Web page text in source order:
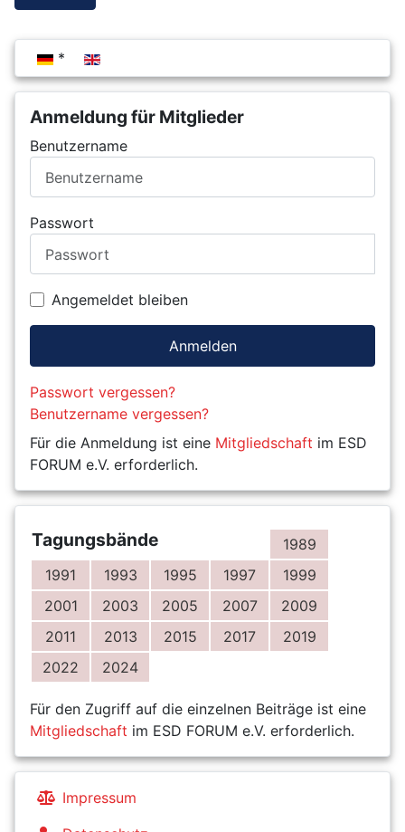
Sprache auswählen
Anmeldung für Mitglieder
Benutzername
Passwort
Angemeldet bleiben
Anmelden
Passwort vergessen?
Benutzername vergessen?
Für die Anmeldung ist eine Mitgliedschaft im ESD
FORUM e.V. erforderlich.
Tagungsbände
1989
1991
1993 1995 1997
1999
2001
2003 2005 2007
2009
2011
2013 2015 2017
2019
2022
2024
Für den Zugriff auf die einzelnen Beiträge ist eine
Mitgliedschaft im ESD FORUM e.V. erforderlich.
Impressum